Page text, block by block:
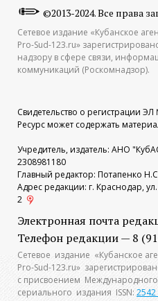
©2013-2024. Все права
Сетевое издание «Кубанское
Pro-Sud-123.ru»
надзору в сфере связи,
коммуникаций (Роскомнадзор).
Свидетельство о регистрации
Ресурс может содержать
Учредитель, издатель: АНО
2308981180
Главный редактор: Потапенко
Адрес редакции: г. Краснодар,
2
Электронная почта
Телефон редакции — 8
Сетевое издание «Кубанское
Pro-Sud-123.ru»
с присвоением
сериального издания ISSN: 2542